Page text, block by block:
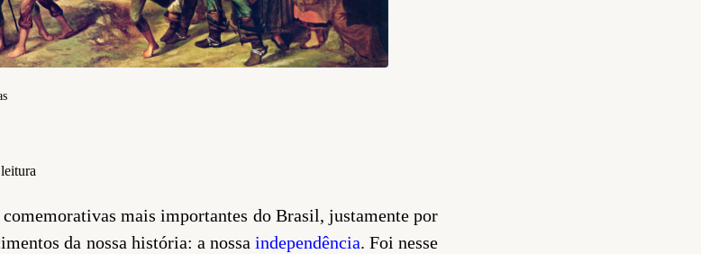
comemorativas mais importantes do Brasil, justamente por
da nossa história: a nossa independência. Foi nesse